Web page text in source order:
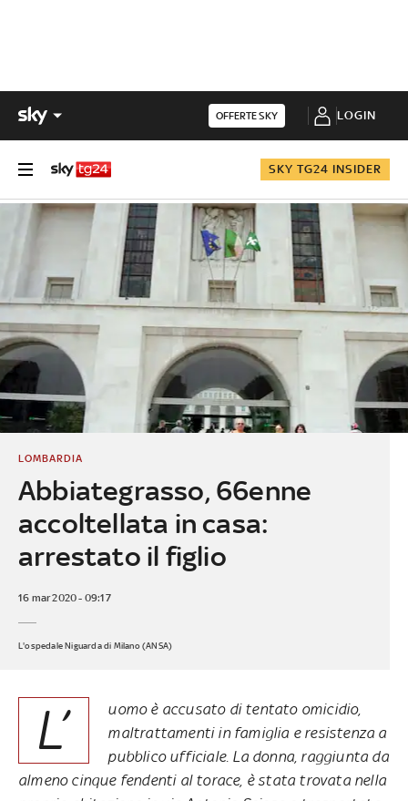
OFFERTE SKY LOGIN
SKY TG24 INSIDER
Abbiategrasso, 66enne
accoltellata in casa:
arrestato il figlio
LOMBARDIA
16 mar 2020 - 09:17
L'ospedale Niguarda di Milano (ANSA)
L’
uomo è accusato di tentato omicidio,
maltrattamenti in famiglia e resistenza a
pubblico ufficiale. La donna, raggiunta da
almeno cinque fendenti al torace, è stata trovata nella